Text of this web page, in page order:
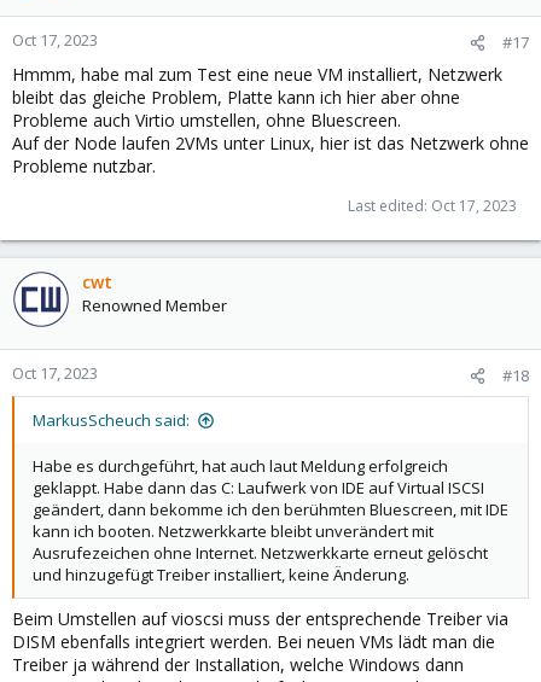
Wie gesagt, hatte den Fall bisher nur einmal. Per DISM ging es
dann.
Oct 17, 2023 #17
Hmmm, habe mal zum Test eine neue VM installiert, Netzwerk
bleibt das gleiche Problem, Platte kann ich hier aber ohne
Probleme auch Virtio umstellen, ohne Bluescreen.
Auf der Node laufen 2VMs unter Linux, hier ist das Netzwerk ohne
Probleme nutzbar.
Last edited: Oct 17, 2023
cwt
Renowned Member
Oct 17, 2023 #18
MarkusScheuch said:
Habe es durchgeführt, hat auch laut Meldung erfolgreich
geklappt. Habe dann das C: Laufwerk von IDE auf Virtual ISCSI
geändert, dann bekomme ich den berühmten Bluescreen, mit IDE
kann ich booten. Netzwerkkarte bleibt unverändert mit
Ausrufezeichen ohne Internet. Netzwerkkarte erneut gelöscht
und hinzugefügt Treiber installiert, keine Änderung.
Beim Umstellen auf vioscsi muss der entsprechende Treiber via
DISM ebenfalls integriert werden. Bei neuen VMs lädt man die
Treiber ja während der Installation, welche Windows dann